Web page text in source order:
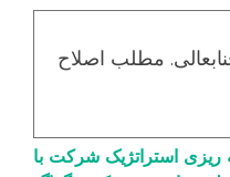
مطلب اصلاح
ریزی استراتژیک شرکت با